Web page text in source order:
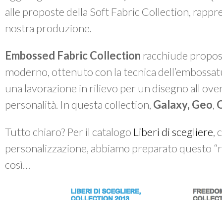
alle proposte della Soft Fabric Collection,
nostra produzione.
Embossed Fabric Collection racchiude
moderno, ottenuto con la tecnica
una lavorazione in rilievo per un disegno all
personalità. In questa collection, Galaxy, Geo,
Tutto chiaro? Per il catalogo Liberi di scegliere,
personalizzazione, abbiamo preparato questo
così…